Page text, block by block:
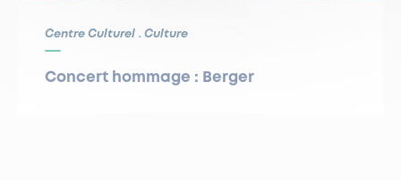
Centre Culturel Culture
Concert hommage : Berger